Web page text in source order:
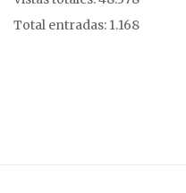
Total entradas: 1.168